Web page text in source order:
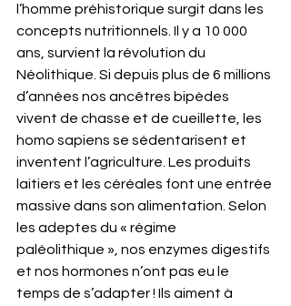
l’homme préhistorique surgit dans les
concepts nutritionnels. Il y a 10 000
ans, survient la révolution du
Néolithique. Si depuis plus de 6 millions
d’années nos ancêtres bipèdes
vivent de chasse et de cueillette, les
homo sapiens se sédentarisent et
inventent l’agriculture. Les produits
laitiers et les céréales font une entrée
massive dans son alimentation. Selon
les adeptes du « régime
paléolithique », nos enzymes digestifs
et nos hormones n’ont pas eu le
temps de s’adapter ! Ils aiment à